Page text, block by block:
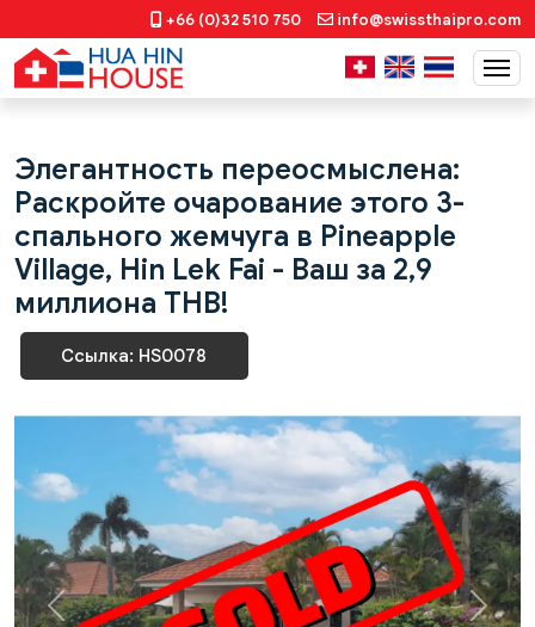
+66 (0)32 510 750 info@swissthaipro.com
Элегантность переосмыслена:
Раскройте очарование этого 3-
спального жемчуга в Pineapple
Village, Hin Lek Fai - Ваш за 2,9
миллиона THB!
Ссылка: HS0078
Previous Next